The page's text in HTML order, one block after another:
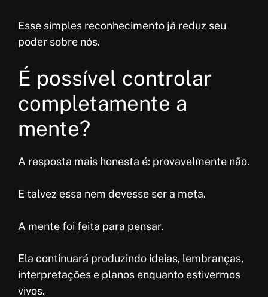
Esse simples reconhecimento já reduz seu
poder sobre nós.
É possível controlar
completamente a
mente?
A resposta mais honesta é: provavelmente não.
E talvez essa nem devesse ser a meta.
A mente foi feita para pensar.
Ela continuará produzindo ideias, lembranças,
interpretações e planos enquanto estivermos
vivos.